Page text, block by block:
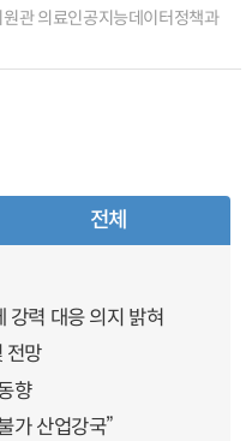
관 의료인공지능데이터정책과
전체
강력 대응 의지 밝혀
전망
향
가 산업강국”